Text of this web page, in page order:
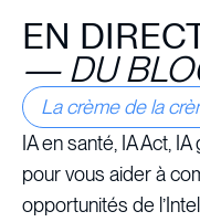
EN
— DU
La crème de la
IA en santé, IA Act,
pour vous aider à
opportunités de